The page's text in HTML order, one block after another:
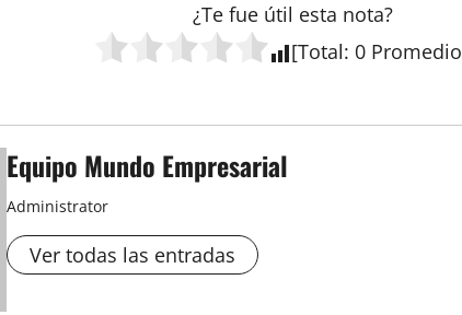
¿Te fue útil esta nota?
[Total: 0 Promedio
Equipo Mundo Empresarial
Administrator
Ver todas las entradas